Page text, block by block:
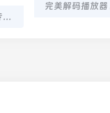
CCleaner Pro v7.5.1255 专业版
完美解码播放